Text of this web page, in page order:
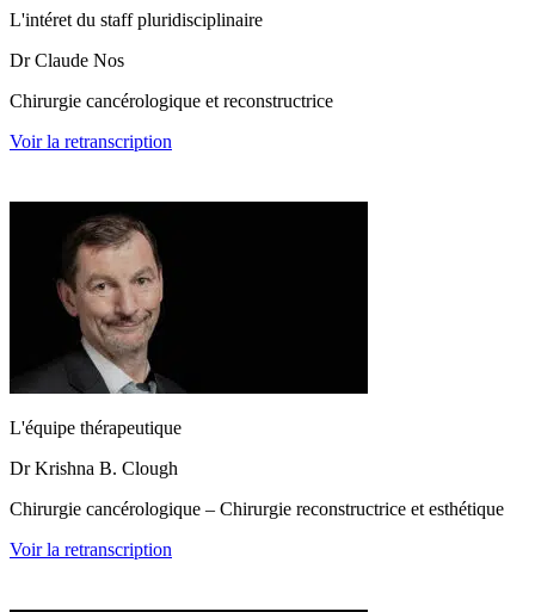
L'intéret du staff pluridisciplinaire
Dr Claude Nos
Chirurgie cancérologique et reconstructrice
Voir la retranscription
L'équipe thérapeutique
Dr Krishna B. Clough
Chirurgie cancérologique – Chirurgie reconstructrice et esthétique
Voir la retranscription